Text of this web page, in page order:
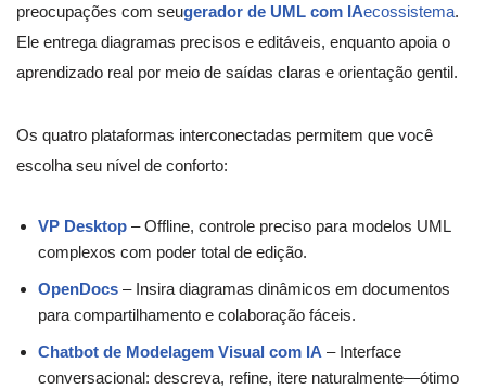
preocupações com seugerador de UML com IAecossistema.
Ele entrega diagramas precisos e editáveis, enquanto apoia o
aprendizado real por meio de saídas claras e orientação gentil.
Os quatro plataformas interconectadas permitem que você
escolha seu nível de conforto:
VP Desktop – Offline, controle preciso para modelos UML
complexos com poder total de edição.
OpenDocs – Insira diagramas dinâmicos em documentos
para compartilhamento e colaboração fáceis.
Chatbot de Modelagem Visual com IA – Interface
conversacional: descreva, refine, itere naturalmente—ótimo